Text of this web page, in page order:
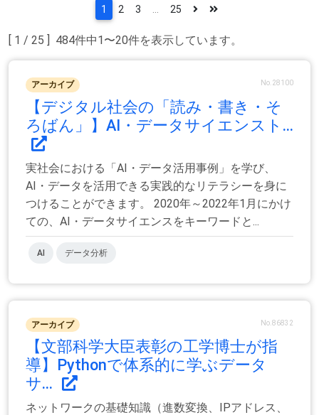
[ 1 / 25 ] 484件中1〜20件を表示しています。
1 2 3 25
アーカイブ No.28100
【デジタル社会の「読み・書き・そ
ろばん」】AI・データサイエンスト...
実社会における「AI・データ活用事例」を学び、
AI・データを活用できる実践的なリテラシーを身に
つけることができます。 2020年～2022年1月にかけ
ての、AI・データサイエンスをキーワードと...
AI データ分析
アーカイブ No.86832
【文部科学大臣表彰の工学博士が指
導】Pythonで体系的に学ぶデータ
サ...
ネットワークの基礎知識（進数変換、IPアドレス、